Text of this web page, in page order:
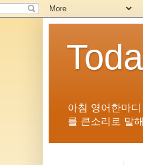
아침 영어한마
를 큰소리로 말